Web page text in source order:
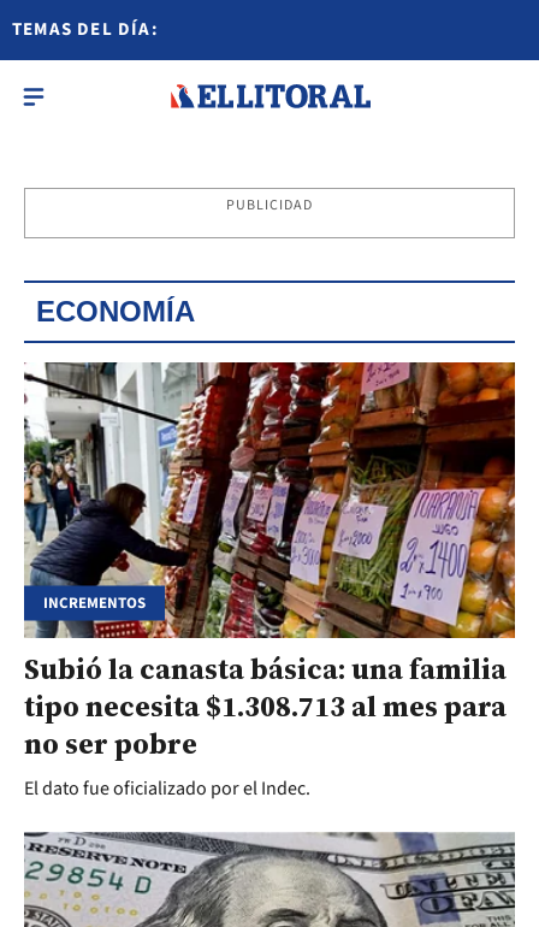
TEMAS DEL DÍA:
PUBLICIDAD
ECONOMÍA
INCREMENTOS
Subió la canasta básica: una familia
tipo necesita $1.308.713 al mes para
no ser pobre
El dato fue oficializado por el Indec.